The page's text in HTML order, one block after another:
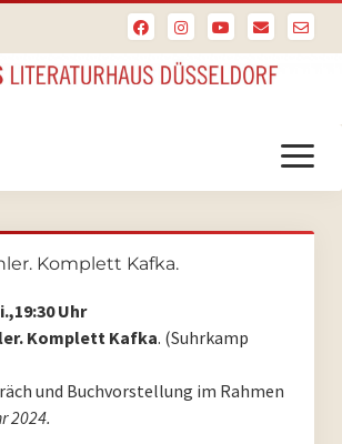
Menü
öffnen
Komplett Kafka.
Uhr
Komplett Kafka. (Suhrkamp
und Buchvorstellung im Rahmen
2024.